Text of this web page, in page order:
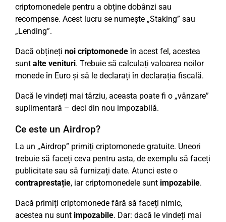
criptomonedele pentru a obține dobânzi sau
recompense. Acest lucru se numește „Staking” sau
„Lending”.
Dacă obțineți noi criptomonedeîn acest fel, acestea
sunt alte venituri. Trebuie să calculați valoarea noilor
monede în Euro și să le declarați în declarația fiscală.
Dacă le vindeți mai târziu, aceasta poate fi o „vânzare”
suplimentară – deci din nou impozabilă.
Ce este un Airdrop?
La un „Airdrop” primiți criptomonede gratuite. Uneori
trebuie să faceți ceva pentru asta, de exemplu să faceți
publicitate sau să furnizați date. Atunci este o
contraprestație, iar criptomonedele sunt impozabile.
Dacă primiți criptomonede fără să faceți nimic,
acestea nu sunt impozabile. Dar: dacă le vindeți mai